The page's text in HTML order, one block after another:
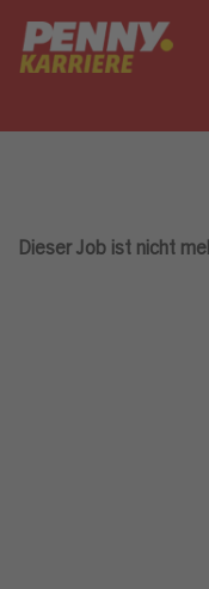
Dieser Job ist nicht